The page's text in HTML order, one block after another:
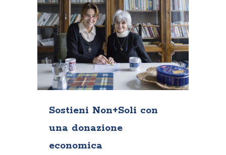
Sostieni Non+Soli con
una donazione
economica